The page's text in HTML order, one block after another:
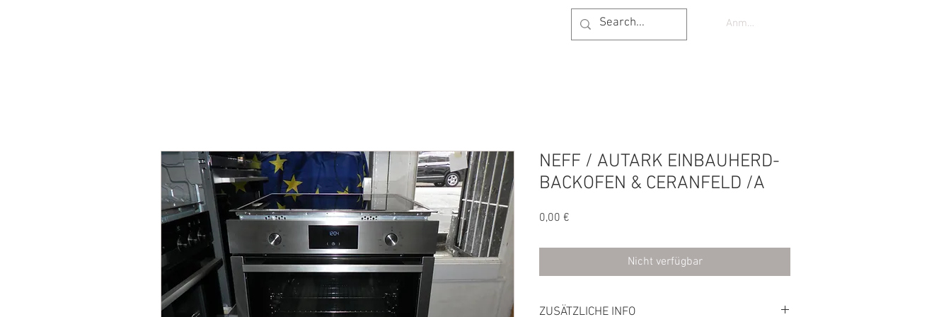
Anmelden
NEFF / AUTARK EINBAUHERD-
BACKOFEN & CERANFELD /A
0,00 €
Nicht verfügbar
ZUSÄTZLICHE INFO